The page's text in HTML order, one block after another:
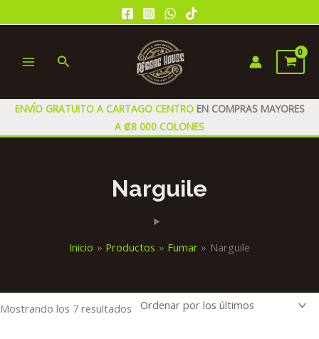
al
MENU
Buscar
ENVÍO GRATUITO A CARTAGO CENTRO EN COMPRAS MAYORES
A ₡8 000 COLONES
Narguile
Inicio Productos Fumar Narguile
Mostrando los 7 resultados Ordenado